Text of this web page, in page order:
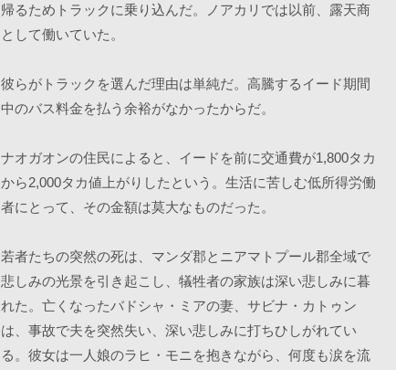
帰るためトラックに乗り込んだ。ノアカリでは以前、露天商
として働いていた。
彼らがトラックを選んだ理由は単純だ。高騰するイード期間
中のバス料金を払う余裕がなかったからだ。
ナオガオンの住民によると、イードを前に交通費が1,800タカ
から2,000タカ値上がりしたという。生活に苦しむ低所得労働
者にとって、その金額は莫大なものだった。
若者たちの突然の死は、マンダ郡とニアマトプール郡全域で
悲しみの光景を引き起こし、犠牲者の家族は深い悲しみに暮
れた。亡くなったバドシャ・ミアの妻、サビナ・カトゥン
は、事故で夫を突然失い、深い悲しみに打ちひしがれてい
る。彼女は一人娘のラヒ・モニを抱きながら、何度も涙を流